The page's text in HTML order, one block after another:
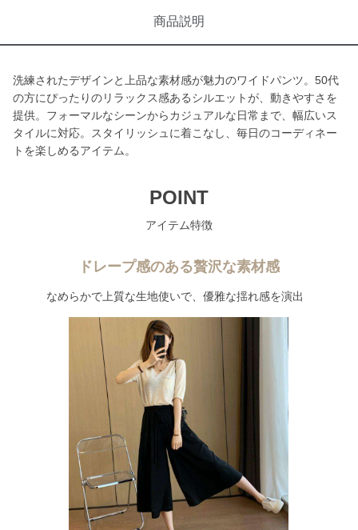
商品説明
洗練されたデザインと上品な素材感が魅力のワイドパンツ。50代
の方にぴったりのリラックス感あるシルエットが、動きやすさを
提供。フォーマルなシーンからカジュアルな日常まで、幅広いス
タイルに対応。スタイリッシュに着こなし、毎日のコーディネー
トを楽しめるアイテム。
POINT
アイテム特徴
ドレープ感のある贅沢な素材感
なめらかで上質な生地使いで、優雅な揺れ感を演出